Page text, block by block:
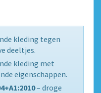
kleding tegen
deeltjes.
kleding met
eigenschappen.
– droge